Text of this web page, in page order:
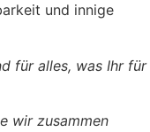
und innige
für alles, was Ihr für
wir zusammen